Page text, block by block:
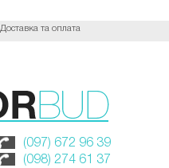
Доставка та оплата
(097) 672 96 39
(098) 274 61 37